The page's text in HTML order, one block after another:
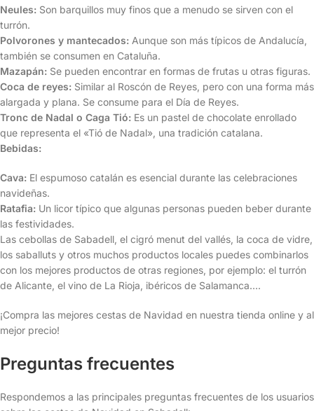
Neules: Son barquillos muy finos que a menudo se sirven con el
turrón.
Polvorones y mantecados: Aunque son más típicos de Andalucía,
también se consumen en Cataluña.
Mazapán: Se pueden encontrar en formas de frutas u otras figuras.
Coca de reyes: Similar al Roscón de Reyes, pero con una forma más
alargada y plana. Se consume para el Día de Reyes.
Tronc de Nadal o Caga Tió: Es un pastel de chocolate enrollado
que representa el «Tió de Nadal», una tradición catalana.
Bebidas:
Cava: El espumoso catalán es esencial durante las celebraciones
navideñas.
Ratafia: Un licor típico que algunas personas pueden beber durante
las festividades.
Las cebollas de Sabadell, el cigró menut del vallés, la coca de vidre,
los saballuts y otros muchos productos locales puedes combinarlos
con los mejores productos de otras regiones, por ejemplo: el turrón
de Alicante, el vino de La Rioja, ibéricos de Salamanca….
¡Compra las mejores cestas de Navidad en nuestra tienda online y al
mejor precio!
Preguntas frecuentes
Respondemos a las principales preguntas frecuentes de los usuarios